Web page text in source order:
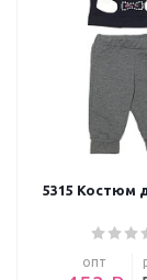
5315 Костюм
опт